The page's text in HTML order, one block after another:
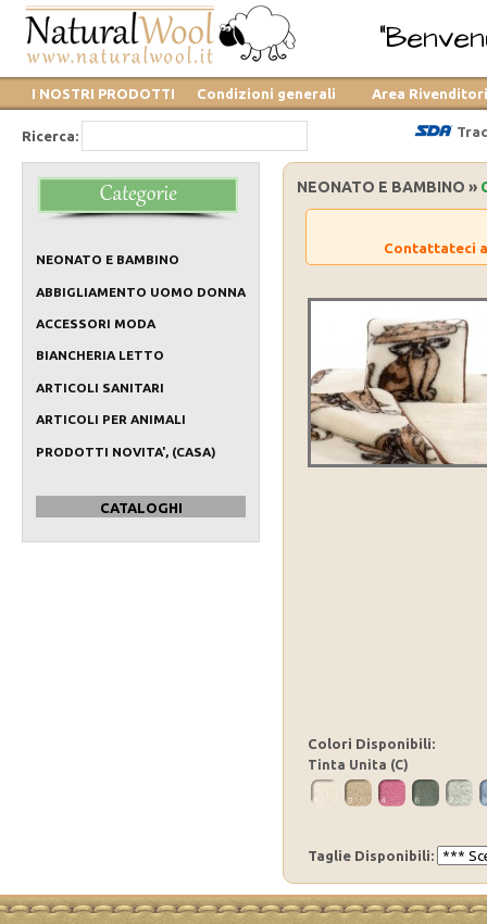
I NOSTRI PRODOTTI Condizioni generali Area Rivenditori
Ricerca:
NEONATO E BAMBINO
ABBIGLIAMENTO UOMO DONNA
ACCESSORI MODA
BIANCHERIA LETTO
ARTICOLI SANITARI
ARTICOLI PER ANIMALI
PRODOTTI NOVITA', (CASA)
CATALOGHI
NEONATO E BAMBINO »
Contattateci
Colori Disponibili:
Tinta Unita (C)
Taglie Disponibili: